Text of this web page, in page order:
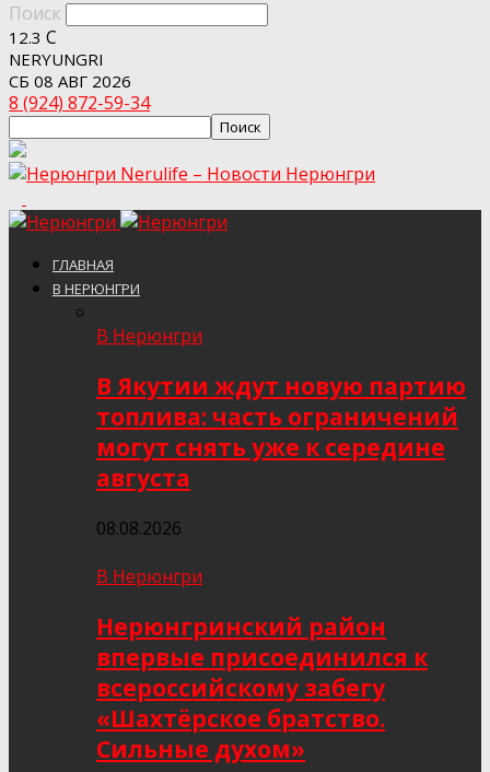
Поиск
12.3 C
NERYUNGRI
СБ 08 АВГ 2026
8 (924) 872-59-34
Nerulife – Новости Нерюнгри
ГЛАВНАЯ
В НЕРЮНГРИ
В Нерюнгри
В Якутии ждут новую партию
топлива: часть ограничений
могут снять уже к середине
августа
08.08.2026
В Нерюнгри
Нерюнгринский район
впервые присоединился к
всероссийскому забегу
«Шахтёрское братство.
Сильные духом»